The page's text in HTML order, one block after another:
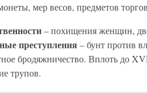
мер весов, предметов
– похищения женщин,
преступления – бунт против
бродяжничество. Вплоть до
трупов.